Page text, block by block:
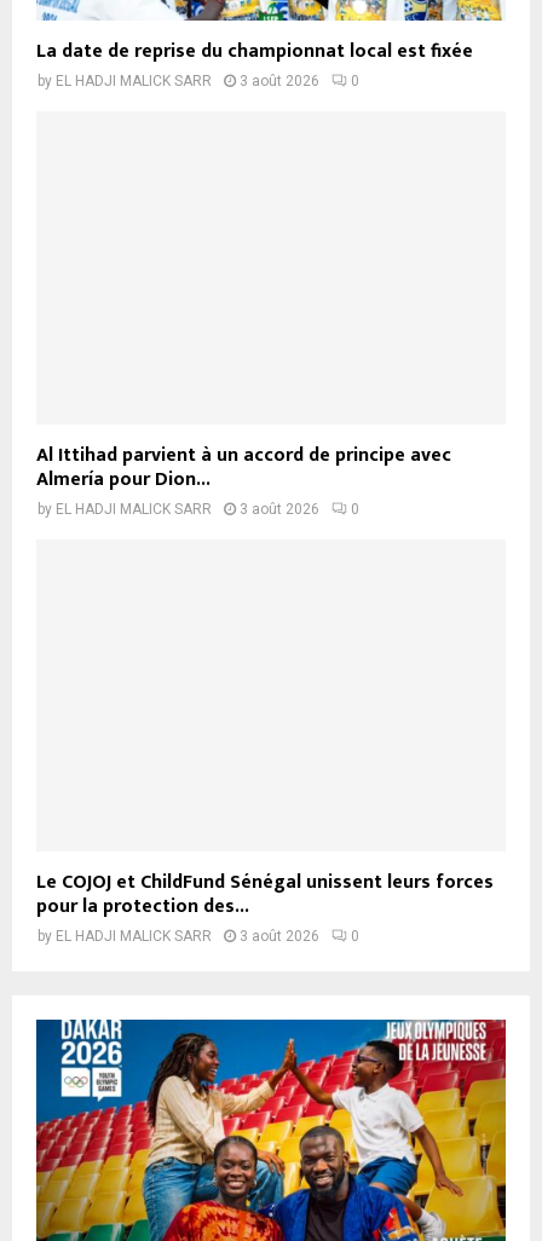
La date de reprise du championnat local est fixée
by EL HADJI MALICK SARR 3 août 2026 0
Al Ittihad parvient à un accord de principe avec
Almería pour Dion...
by EL HADJI MALICK SARR 3 août 2026 0
Le COJOJ et ChildFund Sénégal unissent leurs forces
pour la protection des...
by EL HADJI MALICK SARR 3 août 2026 0